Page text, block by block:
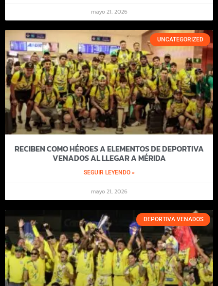
mayo 21, 2026
UNCATEGORIZED
RECIBEN COMO HÉROES A ELEMENTOS DE DEPORTIVA
VENADOS AL LLEGAR A MÉRIDA
SEGUIR LEYENDO »
mayo 21, 2026
DEPORTIVA VENADOS